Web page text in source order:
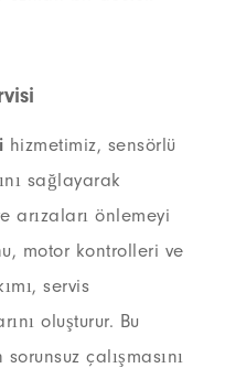
hizmetimiz, sensörlü
sağlayarak
arızaları önlemeyi
motor kontrolleri ve
servis
oluşturur. Bu
çalışmasını